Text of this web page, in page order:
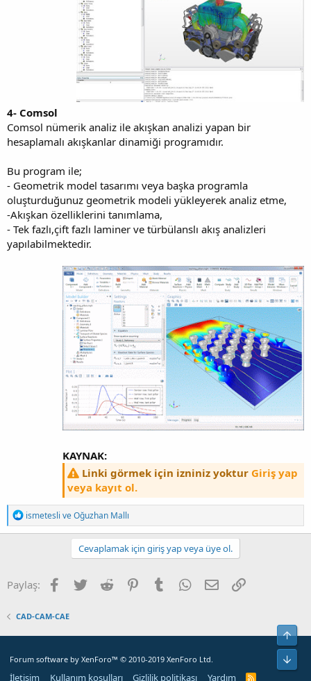
4- Comsol
Comsol nümerik analiz ile akışkan analizi yapan bir
hesaplamalı akışkanlar dinamiği programıdır.
Bu program ile;
- Geometrik model tasarımı veya başka programla
oluşturduğunuz geometrik modeli yükleyerek analiz etme,
-Akışkan özelliklerini tanımlama,
- Tek fazlı,çift fazlı laminer ve türbülanslı akış analizleri
yapılabilmektedir.
KAYNAK:
Linki görmek için izniniz yoktur Giriş yap
veya kayıt ol.
T
e
p
e
r
ismetesli veOğuzhan Mallı
Cevaplamak için giriş yap veya üye ol.
Paylaş: Facebook
TwitterReddit PinterestTumblrWhatsApp
E-postaBağlantı
CAD-CAM-CAE
Forum software by XenForo™ © 2010-2019 XenForo Ltd.
İletişim Kullanım koşulları Gizlilik politikası Yardım R
Alt